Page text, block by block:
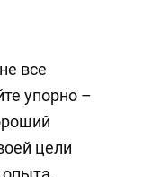
все
упорно –
цели